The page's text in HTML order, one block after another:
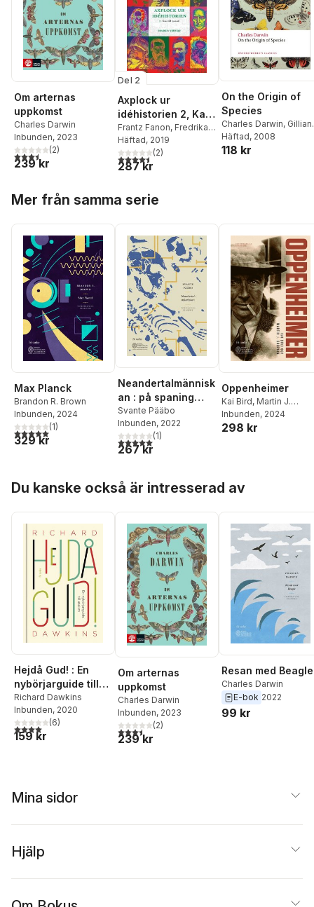
Om arternas
uppkomst
Charles Darwin
Inbunden, 2023
3,5utav 5 stjärnor. Totalt antal röster:
(2)
239 kr
Del 2
Axplock ur
idéhistorien 2, Kant
till Loytard
Frantz Fanon, Fredrika
Bremer ,Charles Darwin
John Stuart Mill
Immanuel Kant
Häftad, 2019
4,5utav 5 stjärnor. Totalt antal röster:
(2)
287 kr
On the Origin of
Species
Charles Darwin, Gillian
Beer
Häftad, 2008
118 kr
Mer från samma serie
Max Planck
Brandon R. Brown
Inbunden, 2024
5,0utav 5 stjärnor. Totalt antal röster:
(1)
329 kr
Neandertalmännisk
an : på spaning
efter försvunna
gener
Svante Pääbo
Inbunden, 2022
5,0utav 5 stjärnor. Totalt antal röster:
(1)
267 kr
Oppenheimer
Kai Bird, Martin J.
Sherwin
Inbunden, 2024
298 kr
Du kanske också är intresserad av
Hejdå Gud! : En
nybörjarguide till
ateism
Richard Dawkins
Inbunden, 2020
4,0utav 5 stjärnor. Totalt antal röster:
(6)
159 kr
Om arternas
uppkomst
Charles Darwin
Inbunden, 2023
3,5utav 5 stjärnor. Totalt antal röster:
(2)
239 kr
Resan med Beagle
Charles Darwin
E-bok 2022
99 kr
Mina sidor
Hjälp